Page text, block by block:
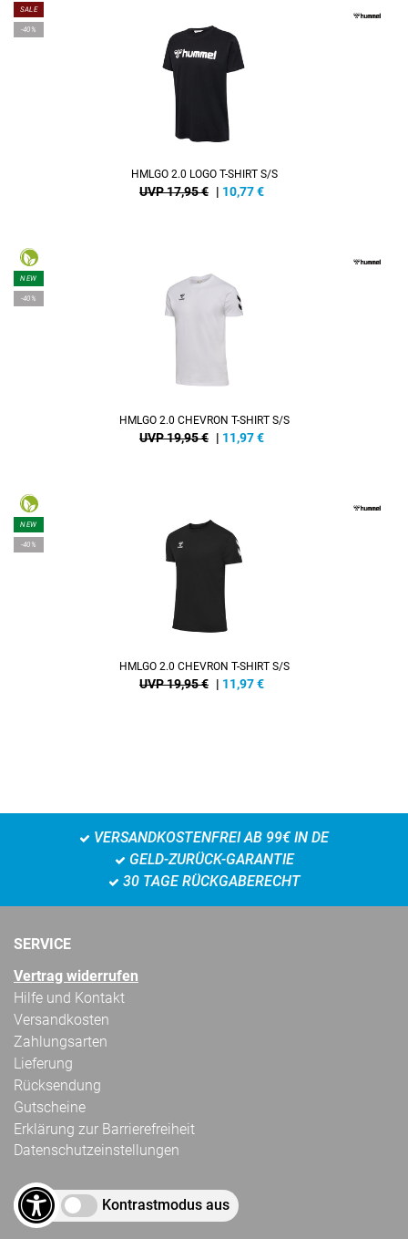
SALE
-40%
HMLGO 2.0 LOGO T-SHIRT S/S
UVP 17,95 € | 10,77€
NEW
-40%
HMLGO 2.0 CHEVRON T-SHIRT S/S
UVP 19,95 € | 11,97€
NEW
-40%
HMLGO 2.0 CHEVRON T-SHIRT S/S
UVP 19,95 € | 11,97€
VERSANDKOSTENFREI AB 99€ IN DE
GELD-ZURÜCK-GARANTIE
30 TAGE RÜCKGABERECHT
SERVICE
Vertrag widerrufen
Hilfe und Kontakt
Versandkosten
Zahlungsarten
Lieferung
Rücksendung
Gutscheine
Erklärung zur Barrierefreiheit
Datenschutzeinstellungen
Kontrastmodus aus